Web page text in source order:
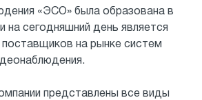
«ЭСО» была образована в
на сегодняшний день является
на рынке систем
представлены все виды